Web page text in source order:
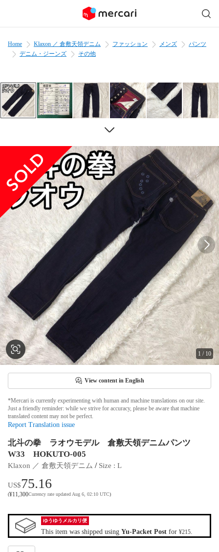
Home Klaxon ／ 倉敷天領デニム ファッション メンズ
パンツ
デニム・ジーンズ
その他
1 / 10
View content in English
*Mercari is currently experimenting with human and machine translations on our site.
Just a friendly reminder: while we strive for accuracy, please be aware that machine
translated content may not be perfect.
Report Translation issue
北斗の拳 ラオウモデル 倉敷天領デニムパンツ
W33 HOKUTO-005
Klaxon ／ 倉敷天領デニム / Size : L
US$75.16
(¥11,300Currency rate updated Aug 6, 02:10 UTC)
ゆうゆうメルカリ便
This item was shipped using Yu-Packet Post for ¥215